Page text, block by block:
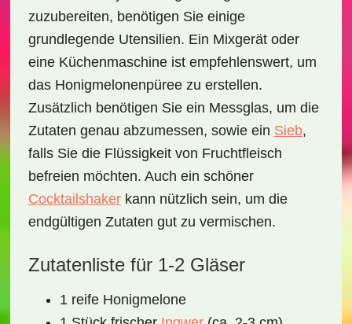
zuzubereiten, benötigen Sie einige
grundlegende Utensilien. Ein Mixgerät oder
eine Küchenmaschine ist empfehlenswert, um
das Honigmelonenpüree zu erstellen.
Zusätzlich benötigen Sie ein Messglas, um die
Zutaten genau abzumessen, sowie ein Sieb,
falls Sie die Flüssigkeit von Fruchtfleisch
befreien möchten. Auch ein schöner
Cocktailshakerkann nützlich sein, um die
endgültigen Zutaten gut zu vermischen.
Zutatenliste für 1-2 Gläser
1 reife Honigmelone